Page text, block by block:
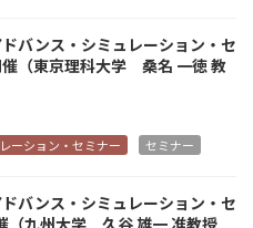
バンス・シミュレーション・セ
（東京理科大学 桑名 一徳 教
ーション・セミナー セミナー
バンス・シミュレーション・セ